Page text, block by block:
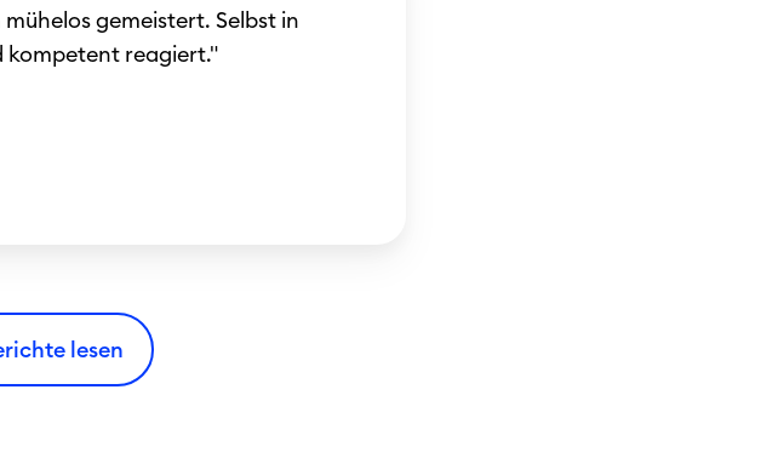
gemeistert. Selbst in
kompetent reagiert."
lesen